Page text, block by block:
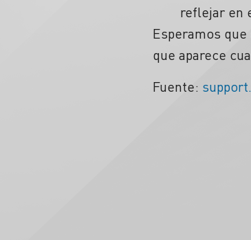
reflejar en
Esperamos
que aparece
Fuente: